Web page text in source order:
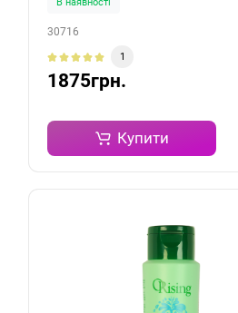
В наявності
30716
1
1875грн.
Купити